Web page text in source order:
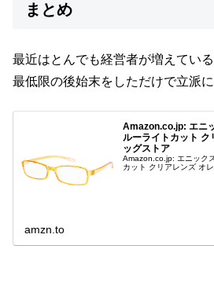
まとめ
最近はとんでも経営者が増えている
最低限の後始末をしただけで立派に
Amazon.co.jp: エニ
ルーライトカット ク
ッグストア
Amazon.co.jp: エニック
カット クリアレンズ オ
amzn.to